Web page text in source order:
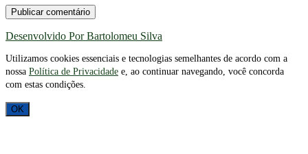
Desenvolvido Por Bartolomeu Silva
Utilizamos cookies essenciais e tecnologias semelhantes de acordo com a
nossa Política de Privacidade e, ao continuar navegando, você concorda
com estas condições.
OK